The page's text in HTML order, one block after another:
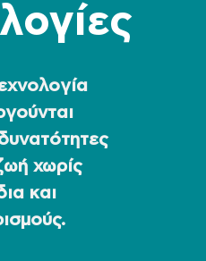
χωρίς
και